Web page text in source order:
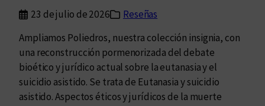
23 de julio de 2026
Reseñas
Ampliamos Poliedros, nuestra colección insignia, con
una reconstrucción pormenorizada del debate
bioético y jurídico actual sobre la eutanasia y el
suicidio asistido. Se trata de Eutanasia y suicidio
asistido. Aspectos éticos y jurídicos de la muerte